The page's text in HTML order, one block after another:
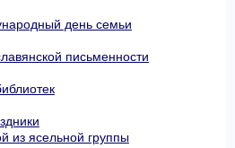
день семьи
письменности
из ясельной группы